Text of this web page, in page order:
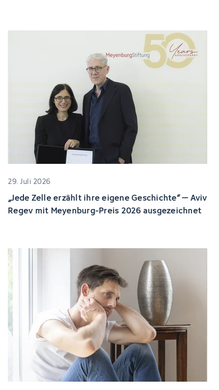
29. Juli 2026
„Jede Zelle erzählt ihre eigene Geschichte“ – Aviv
Regev mit Meyenburg-Preis 2026 ausgezeichnet